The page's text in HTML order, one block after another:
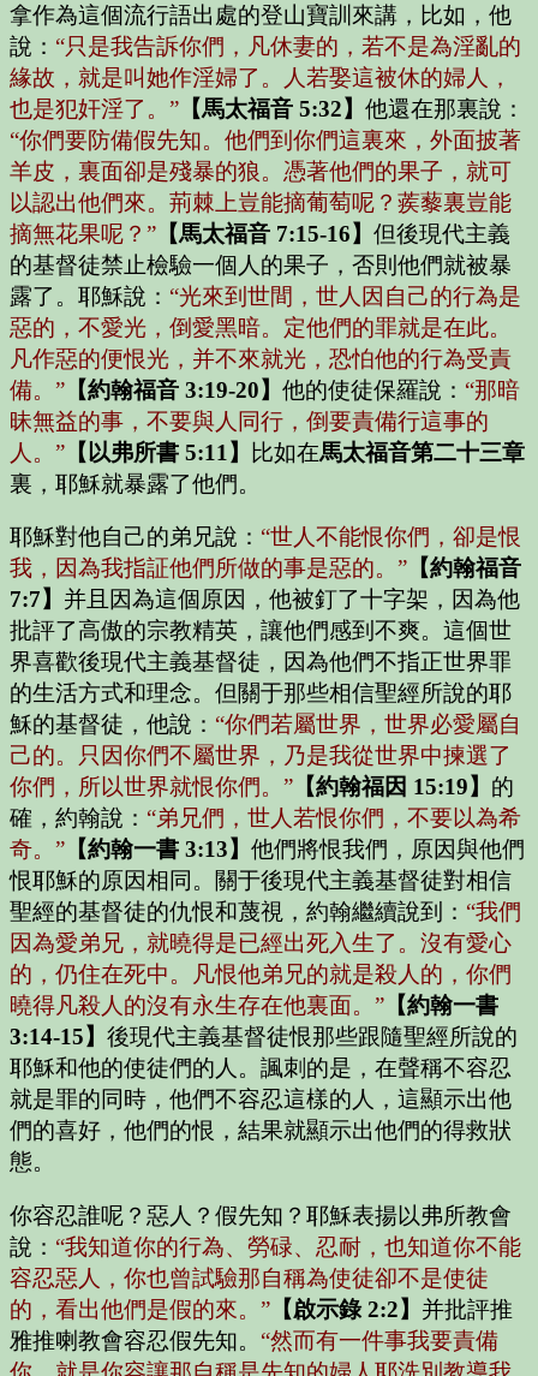
拿作為這個流行語出處的登山寶訓來講，比如，他
說： “只是我告訴你們，凡休妻的，若不是為淫亂的
緣故，就是叫她作淫婦了。人若娶這被休的婦人，
也是犯奸淫了。” 【馬太福音 5:32】 他還在那裏說：
“你們要防備假先知。他們到你們這裏來，外面披著
羊皮，裏面卻是殘暴的狼。憑著他們的果子，就可
以認出他們來。荊棘上豈能摘葡萄呢？蒺藜裏豈能
摘無花果呢？” 【馬太福音 7:15-16】 但後現代主義
的基督徒禁止檢驗一個人的果子，否則他們就被暴
露了。耶穌說： “光來到世間，世人因自己的行為是
惡的，不愛光，倒愛黑暗。定他們的罪就是在此。
凡作惡的便恨光，并不來就光，恐怕他的行為受責
備。” 【約翰福音 3:19-20】 他的使徒保羅說： “那暗
昧無益的事，不要與人同行，倒要責備行這事的
人。” 【以弗所書 5:11】 比如在馬太福音第二十三章
裏，耶穌就暴露了他們。
耶穌對他自己的弟兄說： “世人不能恨你們，卻是恨
我，因為我指証他們所做的事是惡的。” 【約翰福音
7:7】 并且因為這個原因，他被釘了十字架，因為他
批評了高傲的宗教精英，讓他們感到不爽。這個世
界喜歡後現代主義基督徒，因為他們不指正世界罪
的生活方式和理念。但關于那些相信聖經所說的耶
穌的基督徒，他說： “你們若屬世界，世界必愛屬自
己的。只因你們不屬世界，乃是我從世界中揀選了
你們，所以世界就恨你們。” 【約翰福因 15:19】 的
確，約翰說： “弟兄們，世人若恨你們，不要以為希
奇。” 【約翰一書 3:13】 他們將恨我們，原因與他們
恨耶穌的原因相同。關于後現代主義基督徒對相信
聖經的基督徒的仇恨和蔑視，約翰繼續說到： “我們
因為愛弟兄，就曉得是已經出死入生了。沒有愛心
的，仍住在死中。凡恨他弟兄的就是殺人的，你們
曉得凡殺人的沒有永生存在他裏面。” 【約翰一書
3:14-15】 後現代主義基督徒恨那些跟隨聖經所說的
耶穌和他的使徒們的人。諷刺的是，在聲稱不容忍
就是罪的同時，他們不容忍這樣的人，這顯示出他
們的喜好，他們的恨，結果就顯示出他們的得救狀
態。
你容忍誰呢？惡人？假先知？耶穌表揚以弗所教會
說： “我知道你的行為、勞碌、忍耐，也知道你不能
容忍惡人，你也曾試驗那自稱為使徒卻不是使徒
的，看出他們是假的來。” 【啟示錄 2:2】 并批評推
雅推喇教會容忍假先知。 “然而有一件事我要責備